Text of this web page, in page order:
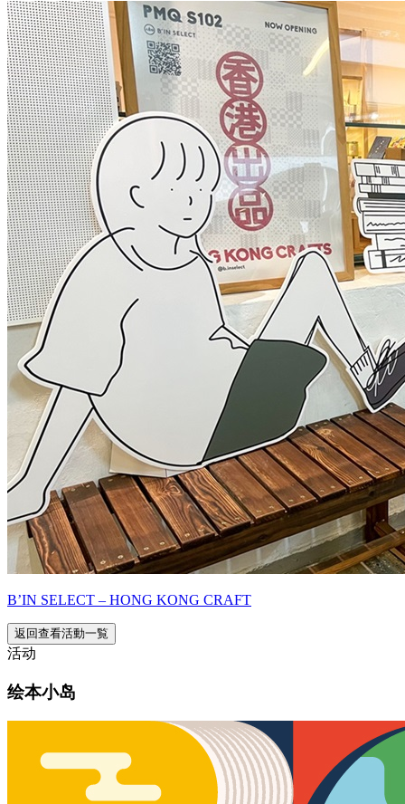
B’IN SELECT – HONG KONG CRAFT
返回查看活動一覧
活动
绘本小岛